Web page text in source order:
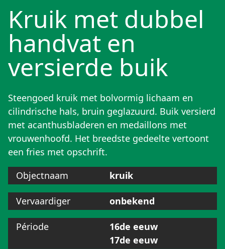
Kruik met dubbel
handvat en
versierde buik
Steengoed kruik met bolvormig lichaam en
cilindrische hals, bruin geglazuurd. Buik versierd
met acanthusbladeren en medaillons met
vrouwenhoofd. Het breedste gedeelte vertoont
een fries met opschrift.
Objectnaam
kruik
Vervaardiger onbekend
Période
16de eeuw
17de eeuw